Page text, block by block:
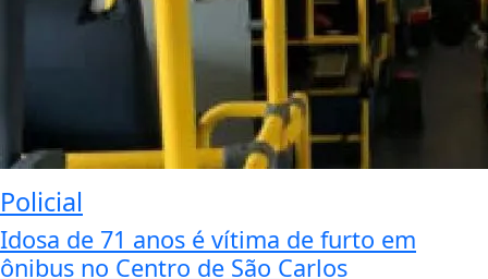
Policial
Idosa de 71 anos é vítima de furto em
ônibus no Centro de São Carlos